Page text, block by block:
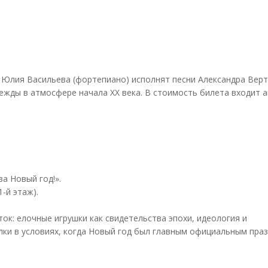
Васильева (фортепиано) исполнят песни Александра
в атмосфере начала XX века. В стоимость билета входит
Новый год!».
й этаж).
елочные игрушки как свидетельства эпохи, идеология и
в условиях, когда Новый год был главным официальным